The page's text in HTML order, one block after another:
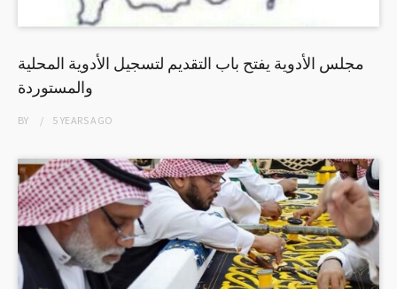
مجلس الأدوية يفتح باب التقديم لتسجيل الأدوية المحلية
والمستوردة
BY 5 YEARSAGO